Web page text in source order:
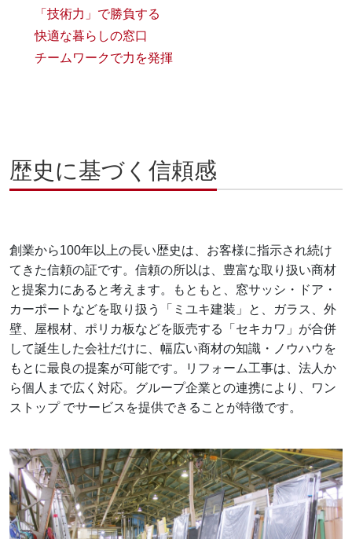
「技術力」で勝負する
快適な暮らしの窓口
チームワークで力を発揮
歴史に基づく信頼感
創業から100年以上の長い歴史は、お客様に指示され続け
てきた信頼の証です。信頼の所以は、豊富な取り扱い商材
と提案力にあると考えます。もともと、窓サッシ・ドア・
カーポートなどを取り扱う「ミユキ建装」と、ガラス、外
壁、屋根材、ポリカ板などを販売する「セキカワ」が合併
して誕生した会社だけに、幅広い商材の知識・ノウハウを
もとに最良の提案が可能です。リフォーム工事は、法人か
ら個人まで広く対応。グループ企業との連携により、ワン
ストップ でサービスを提供できることが特徴です。